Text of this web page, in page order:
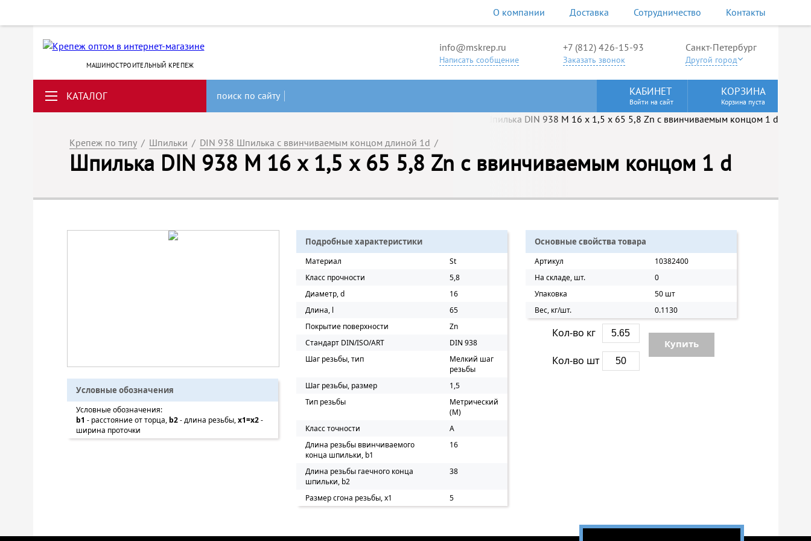
О компании Доставка Сотрудничество Контакты
МАШИНОСТРОИТЕЛЬНЫЙ КРЕПЕЖ
info@mskrep.ru
Написать сообщение
+7 (812) 426-15-93
Заказать звонок
Санкт-Петербург
Другой город
КАТАЛОГ поиск по сайту КАБИНЕТ
Войти на сайт
КОРЗИНА
Корзина пуста
Крепеж по типу / Шпильки / DIN 938 Шпилька с ввинчиваемым концом длиной 1d /
Шпилька DIN 938 M 16 х 1,5 х 65 5,8 Zn с ввинчиваемым концом 1 d
Условные обозначения
Условные обозначения:
b1 - расстояние от торца, b2- длина резьбы,x1=x2-
ширина проточки
Подробные характеристики
Материал
St
Класс прочности
5,8
Диаметр, d
16
Длина, l
65
Покрытие поверхности
Zn
Стандарт DIN/ISO/ART
DIN 938
Шаг резьбы, тип
Мелкий шаг
резьбы
Шаг резьбы, размер
1,5
Тип резьбы
Метрический
(M)
Класс точности
A
Длина резьбы ввинчиваемого
конца шпильки, b1
16
Длина резьбы гаечного конца
шпильки, b2
38
Размер сгона резьбы, х1 5
Основные свойства товара
Артикул
10382400
На складе, шт.
0
Упаковка
50 шт
Вес, кг/шт.
0.1130
Кол-во кг
Кол-во шт
Купить